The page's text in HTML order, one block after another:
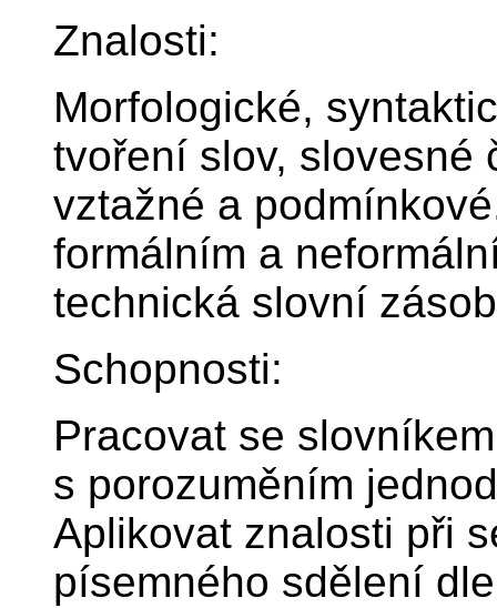
Znalosti:
Morfologické,
tvoření slov, slovesné
vztažné a
formálním a
technická slovní
Schopnosti:
Pracovat se
s porozuměním
Aplikovat znalosti při
písemného sdělení